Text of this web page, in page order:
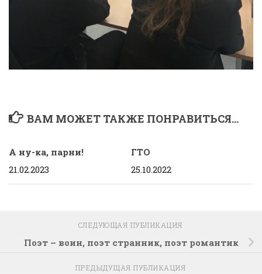
ВАМ МОЖЕТ ТАКЖЕ ПОНРАВИТЬСЯ...
А ну-ка, парни!
21.02.2023
ГТО
25.10.2022
СЛЕДУЮЩАЯ ПУБЛИКАЦИЯ
Поэт – воин, поэт странник, поэт романтик
ПРЕДЫДУЩАЯ ПУБЛИКАЦИЯ